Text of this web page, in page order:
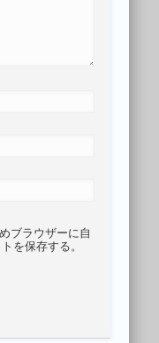
ブラウザーに自
を保存する。